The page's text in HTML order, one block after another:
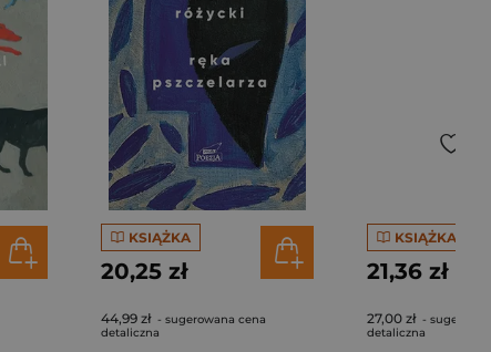
KSIĄŻKA
20,25 zł
44,99 zł - sugerowana cena
detaliczna
KSIĄŻKA
21,36 zł
27,00 zł -
detaliczna